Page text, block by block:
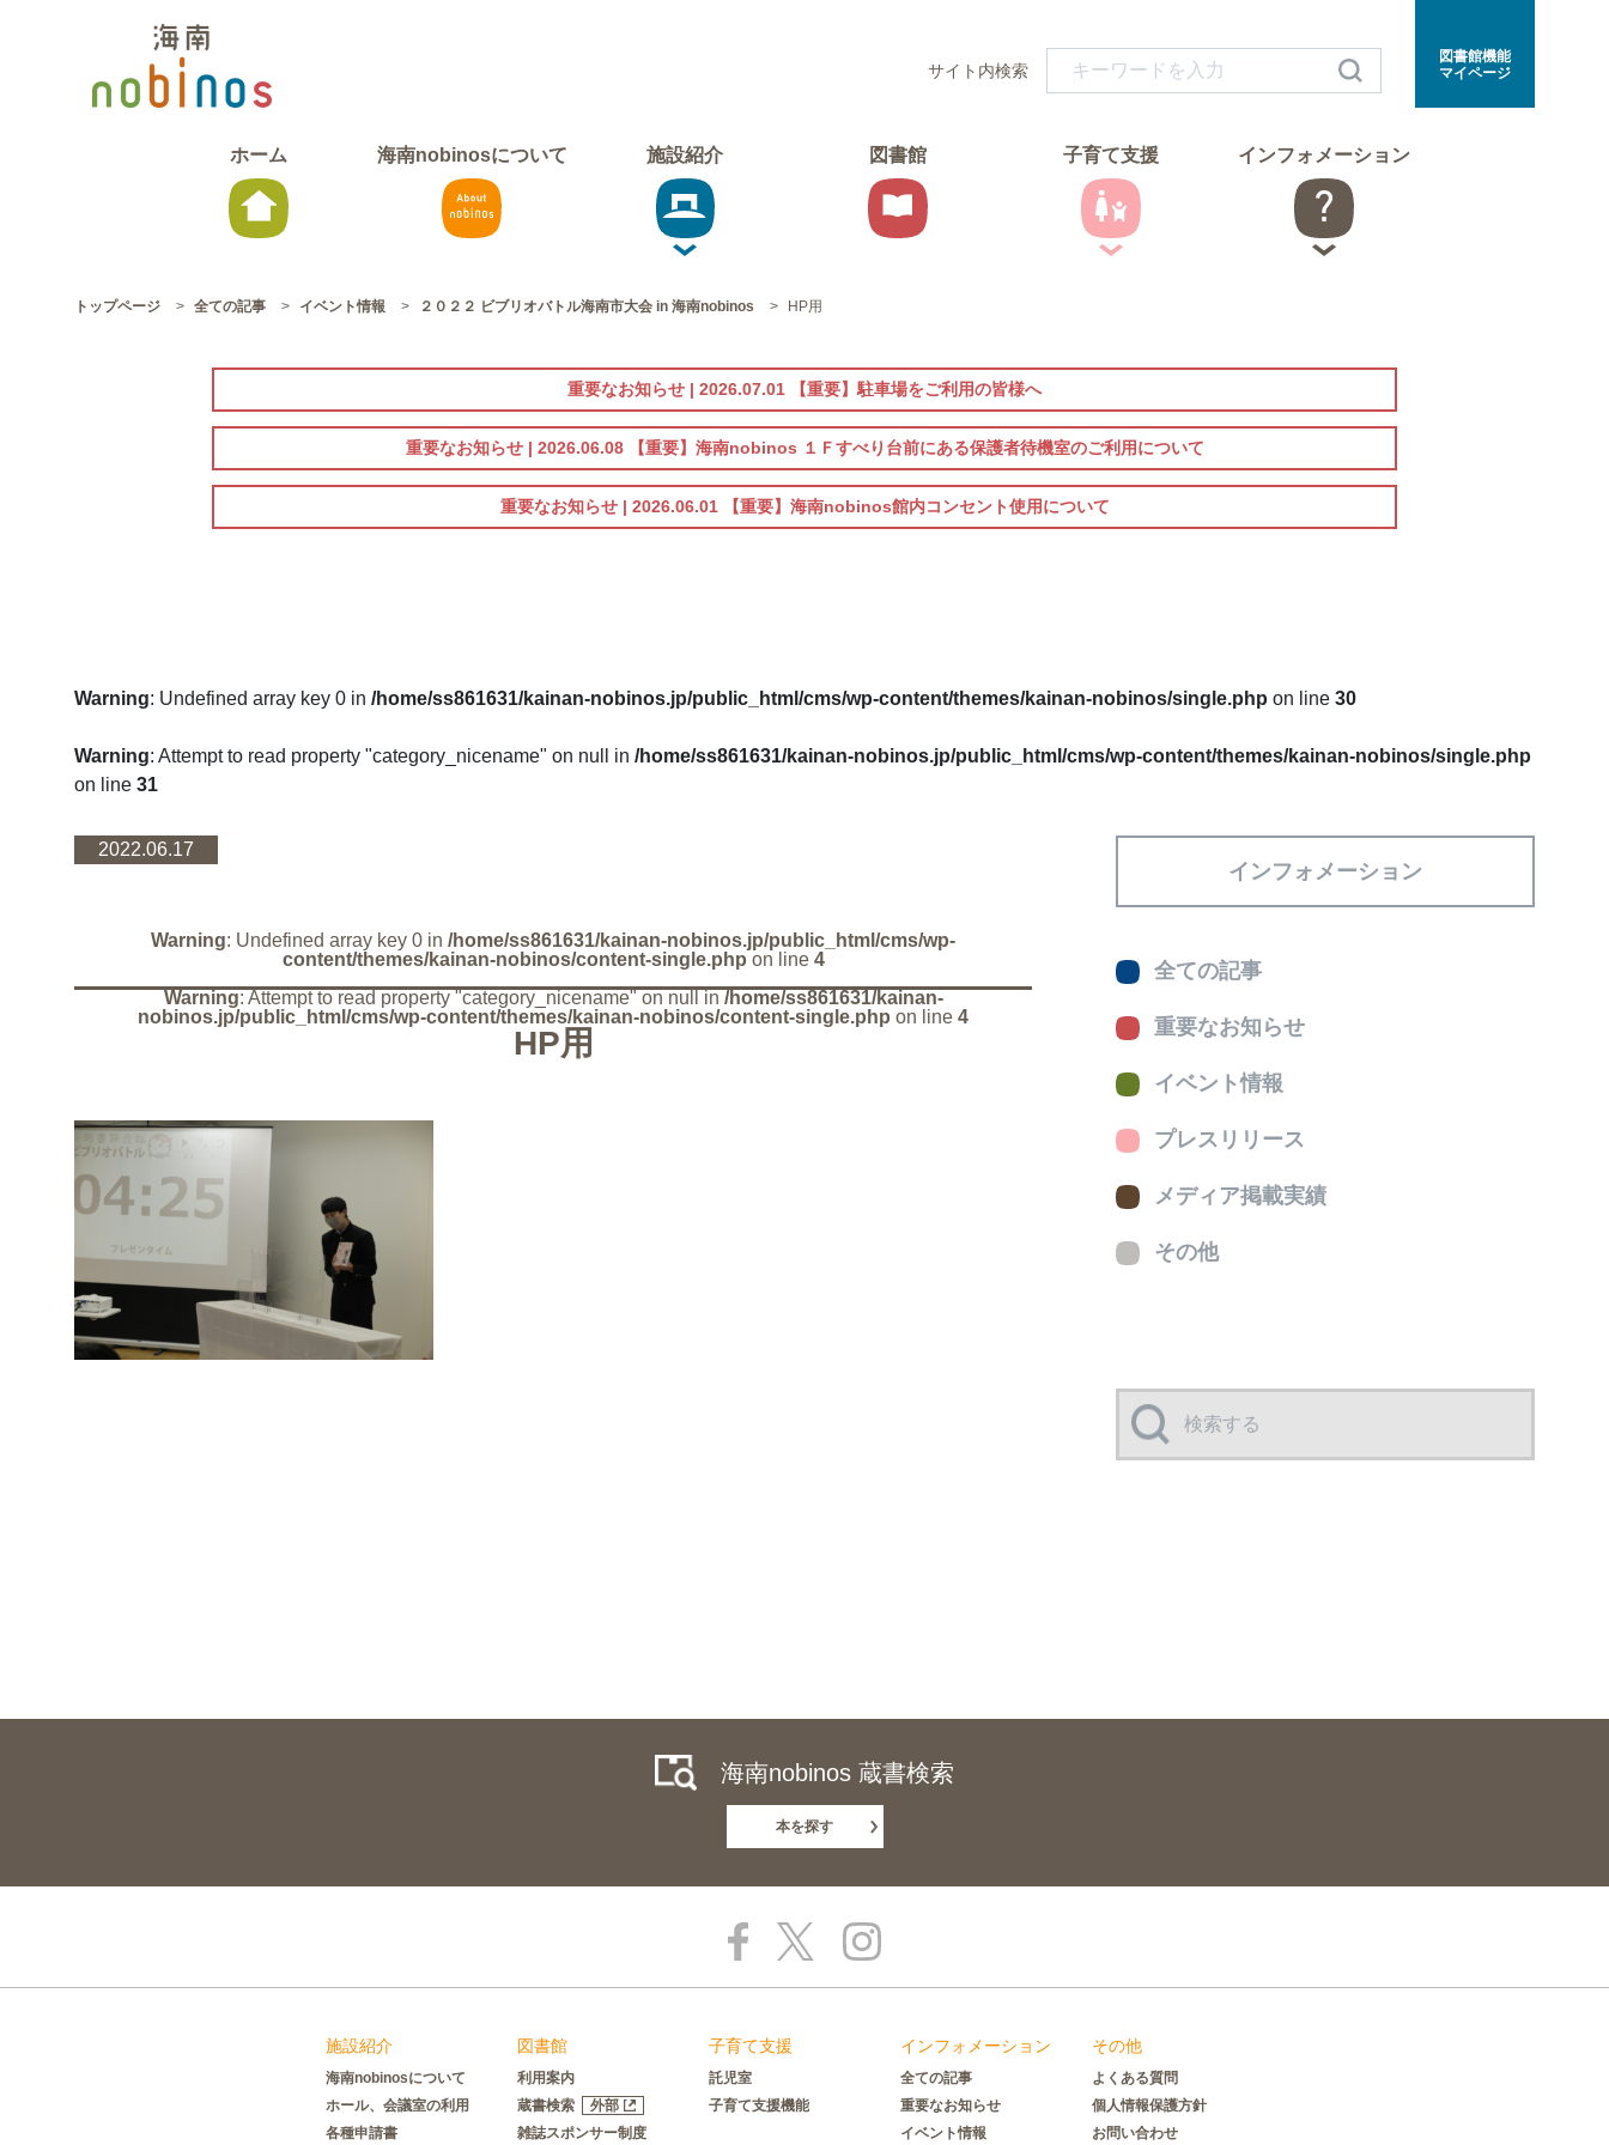
サイト内検索
図書館機能
マイページ
ホーム 海南nobinosについて 施設紹介 図書館 子育て支援 インフォメーション
トップページ > 全ての記事 > イベント情報 > ２０２２ ビブリオバトル海南市大会 in 海南nobinos > HP用
重要なお知らせ | 2026.07.01 【重要】駐車場をご利用の皆様へ
重要なお知らせ | 2026.06.08【重要】海南nobinos １Ｆすべり台前にある保護者待機室のご利用について
重要なお知らせ | 2026.06.01【重要】海南nobinos館内コンセント使用について
Warning: Undefined array key 0 in /home/ss861631/kainan-nobinos.jp/public_html/cms/wp-content/themes/kainan-nobinos/single.php on line 30
Warning: Attempt to read property "category_nicename" on null in /home/ss861631/kainan-nobinos.jp/public_html/cms/wp-content/themes/kainan-nobinos/single.php
on line 31
2022.06.17
Warning: Undefined array key 0 in /home/ss861631/kainan-nobinos.jp/public_html/cms/wp-
content/themes/kainan-nobinos/content-single.php on line 4
Warning: Attempt to read property "category_nicename" on null in /home/ss861631/kainan-
nobinos.jp/public_html/cms/wp-content/themes/kainan-nobinos/content-single.php on line 4
HP用
インフォメーション
全ての記事
重要なお知らせ
イベント情報
プレスリリース
メディア掲載実績
その他
海南nobinos 蔵書検索
本を探す
施設紹介
海南nobinosについて
ホール、会議室の利用
各種申請書
図書館
利用案内
蔵書検索
外部
雑誌スポンサー制度
子育て支援
託児室
子育て支援機能
インフォメーション
全ての記事
重要なお知らせ
イベント情報
その他
よくある質問
個人情報保護方針
お問い合わせ